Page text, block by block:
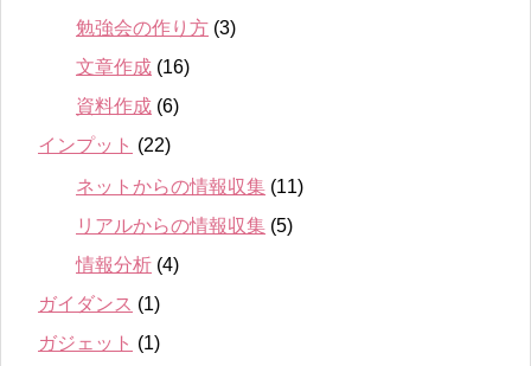
勉強会の作り方 (3)
文章作成 (16)
資料作成 (6)
インプット (22)
ネットからの情報収集 (11)
リアルからの情報収集 (5)
情報分析 (4)
ガイダンス (1)
ガジェット (1)